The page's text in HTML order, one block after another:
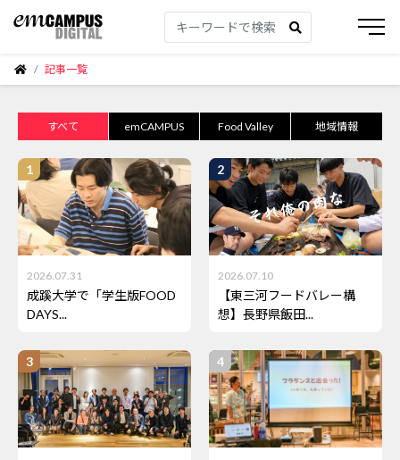
記事一覧
すべて emCAMPUS Food Valley 地域情報
2026.07.31
成蹊大学で「学生版FOOD
DAYS...
2026.07.10
【東三河フードバレー構
想】長野県飯田...